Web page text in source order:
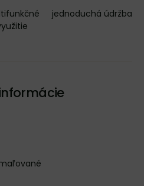
jednoduchá údržba